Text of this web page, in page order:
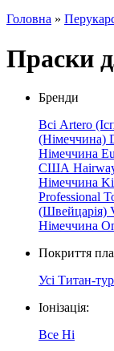
Головна »
Праски
Бренди
Всі Artero
(Німеччина)
Німеччина
США
Німеччина
Professional
(Швейцарія)
Німеччина
Покриття
Усі Титан-
Іонізація:
Все Ні